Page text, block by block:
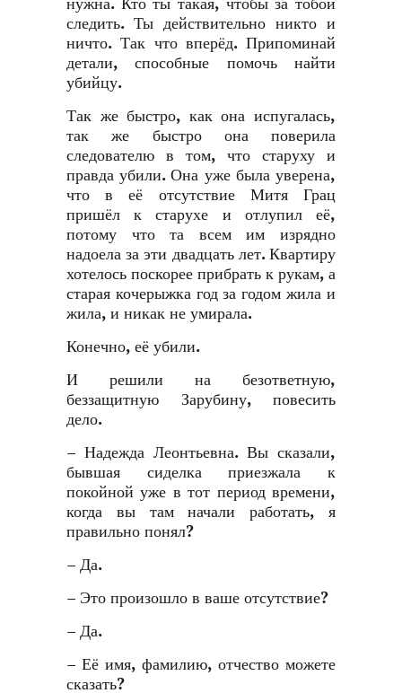
нужна. Кто ты такая, чтобы за тобой
следить. Ты действительно никто и
ничто. Так что вперёд. Припоминай
детали, способные помочь найти
убийцу.
Так же быстро, как она испугалась,
так же быстро она поверила
следователю в том, что старуху и
правда убили. Она уже была уверена,
что в её отсутствие Митя Грац
пришёл к старухе и отлупил её,
потому что та всем им изрядно
надоела за эти двадцать лет. Квартиру
хотелось поскорее прибрать к рукам, а
старая кочерыжка год за годом жила и
жила, и никак не умирала.
Конечно, её убили.
И решили на безответную,
беззащитную Зарубину, повесить
дело.
– Надежда Леонтьевна. Вы сказали,
бывшая сиделка приезжала к
покойной уже в тот период времени,
когда вы там начали работать, я
правильно понял?
– Да.
– Это произошло в ваше отсутствие?
– Да.
– Её имя, фамилию, отчество можете
сказать?